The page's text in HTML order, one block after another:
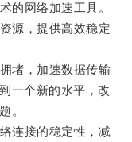
网络加速工具。
源，提供高效稳定
堵，加速数据传输
一个新的水平，改
。
连接的稳定性，减